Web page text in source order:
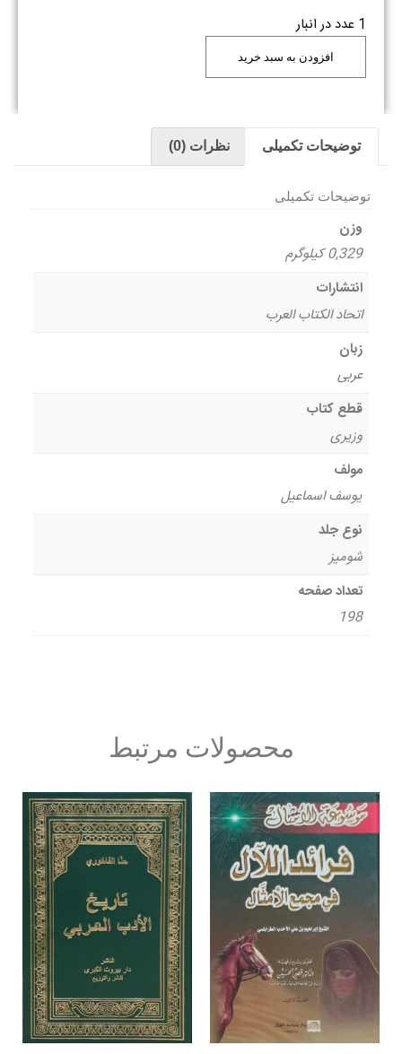
1 عدد در انبار
افزودن به سبد خرید
توضیحات تکمیلی نظرات (0)
توضیحات تکمیلی
وزن
0,329 کیلوگرم
انتشارات
اتحاد الکتاب العرب
زبان
عربی
قطع کتاب
وزیری
مولف
یوسف اسماعیل
نوع جلد
شومیز
تعداد صفحه
198
محصولات مرتبط